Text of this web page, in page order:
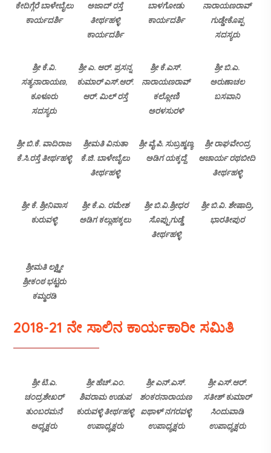
ಕೇದಿಗ್ಗೆರೆ ಬಾಳೇಬೈಲು
ಕಾರ್ಯದರ್ಶಿ
ಅಜಾದ್ ರಸ್ತೆ
ತೀರ್ಥಹಳ್ಳಿ
ಕಾರ್ಯದರ್ಶಿ
ಬಾಳಗೋಡು
ಕಾರ್ಯದರ್ಶಿ
ನಾರಾಯಣರಾವ್
ಗುಡ್ಡೇಕೊಪ್ಪ
ಸದಸ್ಯರು
ಶ್ರೀ ಕೆ.ವಿ.
ಸತ್ಯನಾರಾಯಣ,
ಕೂಳೂರು
ಸದಸ್ಯರು
ಶ್ರೀ ಎ. ಆರ್. ಪ್ರಸನ್ನ
ಕುಮಾರ್ ಎಸ್.ಆರ್.
ಆರ್. ಮಿಲ್ ರಸ್ತೆ
ಶ್ರೀ ಕೆ.ಎಸ್.
ನಾರಾಯಣರಾವ್
ಕಲ್ಲೋಣಿ
ಅರಳಸುರಳಿ
ಶ್ರೀ ಬಿ.ಎ.
ಅರುಣಾಚಲ
ಬಸವಾನಿ
ಶ್ರೀ ಬಿ.ಕೆ. ವಾದಿರಾಜ
ಕೆ.ಸಿ.ರಸ್ತೆ ತೀರ್ಥಹಳ್ಳಿ
ಶ್ರೀಮತಿ ವಿನುತಾ
ಕೆ.ಜಿ. ಬಾಳೇಬೈಲು
ತೀರ್ಥಹಳ್ಳಿ
ಶ್ರೀ ವೈ.ಪಿ. ಸುಬ್ರಹ್ಮಣ್ಯ
ಅಡಿಗ ಯಕ್ಕದ್ದೆ
ಶ್ರೀ ರಾಘವೇಂದ್ರ
ಆಚಾರ್ಯ ರಥಬೀದಿ
ತೀರ್ಥಹಳ್ಳಿ
ಶ್ರೀ ಕೆ. ಶ್ರೀನಿವಾಸ
ಕುರುವಳ್ಳಿ
ಶ್ರೀ ಕೆ.ಎ. ರಮೇಶ
ಅಡಿಗ ಕಲ್ಲುಹಕ್ಕಲು
ಶ್ರೀ ಬಿ.ವಿ.ಶ್ರೀಧರ
ಸೊಪ್ಪುಗುಡ್ಡೆ
ತೀರ್ಥಹಳ್ಳಿ
ಶ್ರೀ ಬಿ.ವಿ. ಶೇಷಾದ್ರಿ,
ಭಾರತೀಪುರ
ಶ್ರೀಮತಿ ಲಕ್ಷ್ಮೀ
ಶ್ರೀಕಂಠ ಭಟ್ಟರು
ಕಮ್ಮರಡಿ
2018-21 ನೇ ಸಾಲಿನ ಕಾರ್ಯಕಾರೀ ಸಮಿತಿ
ಶ್ರೀ ಟಿ.ಎ.
ಚಂದ್ರಶೇಖರ್
ತುಂಬರಮನೆ
ಅಧ್ಯಕ್ಷರು
ಶ್ರೀ ಹೆಚ್.ಎಂ.
ಶಿವರಾಮ ಉಡುಪ
ಕುರುವಳ್ಳಿ ತೀರ್ಥಹಳ್ಳಿ
ಉಪಾಧ್ಯಕ್ಷರು
ಶ್ರೀ ಎನ್.ಎಸ್.
ಶಂಕರನಾರಾಯಣ
ಐಥಾಳ್ ನಗರವಳ್ಳಿ
ಉಪಾಧ್ಯಕ್ಷರು
ಶ್ರೀ ಎಸ್.ಆರ್.
ಸತೀಶ್ ಕುಮಾರ್
ಸಿಂದುವಾಡಿ
ಉಪಾಧ್ಯಕ್ಷರು